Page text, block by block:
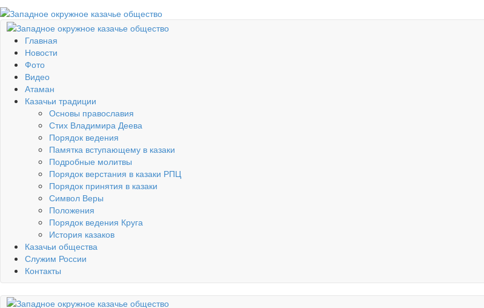
Главная
Новости
Фото
Видео
Атаман
Казачьи традиции
Основы православия
Стих Владимира Деева
Порядок ведения
Памятка вступающему в казаки
Подробные молитвы
Порядок верстания в казаки РПЦ
Порядок принятия в казаки
Символ Веры
Положения
Порядок ведения Круга
История казаков
Казачьи общества
Служим России
Контакты